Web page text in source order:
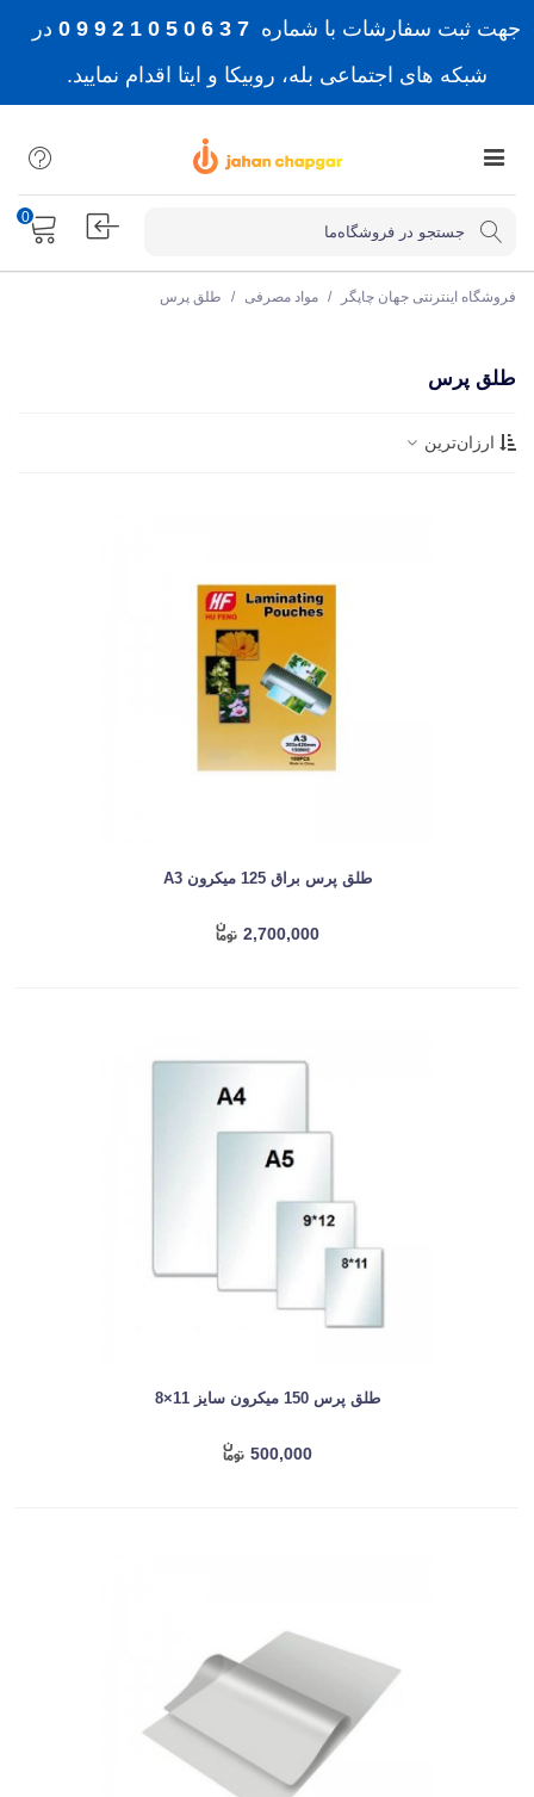
جهت ثبت سفارشات با شماره 7 3 6 0 5 0 1 2 9 9 0
در
شبکه های اجتماعی بله، روبیکا و ایتا اقدام نمایید.
0
فروشگاه اینترنتی جهان چاپگر / مواد مصرفی / طلق پرس
طلق پرس
ارزان‌ترین
طلق پرس براق 125 میکرون A3
2,700,000
طلق پرس 150 میکرون سایز 11×8
500,000